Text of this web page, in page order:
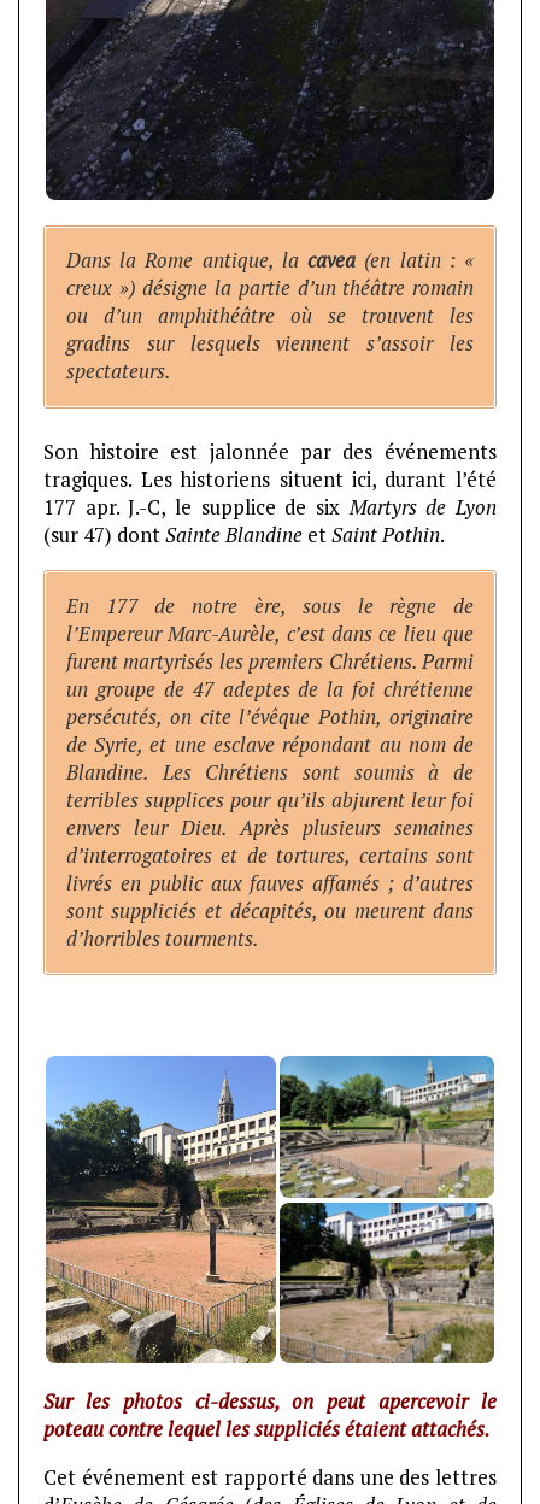
Dans la Rome antique, lacavea (en latin : «
creux ») désigne la partie d’un théâtre romain
ou d’un amphithéâtre où se trouvent les
gradins sur lesquels viennent s’assoir les
spectateurs.
Son histoire est jalonnée par des événements
tragiques. Les historiens situent ici, durant l’été
177 apr. J.-C, le supplice de sixMartyrs de Lyon
(sur 47) dontSainte Blandine etSaint Pothin.
En 177 de notre ère, sous le règne de
l’Empereur Marc-Aurèle, c’est dans ce lieu que
furent martyrisés les premiers Chrétiens. Parmi
un groupe de 47 adeptes de la foi chrétienne
persécutés, on cite l’évêque Pothin, originaire
de Syrie, et une esclave répondant au nom de
Blandine. Les Chrétiens sont soumis à de
terribles supplices pour qu’ils abjurent leur foi
envers leur Dieu. Après plusieurs semaines
d’interrogatoires et de tortures, certains sont
livrés en public aux fauves affamés ; d’autres
sont suppliciés et décapités, ou meurent dans
d’horribles tourments.
Sur les photos ci-dessus, on peut apercevoir le
poteau contre lequel les suppliciés étaient attachés.
Cet événement est rapporté dans une des lettres